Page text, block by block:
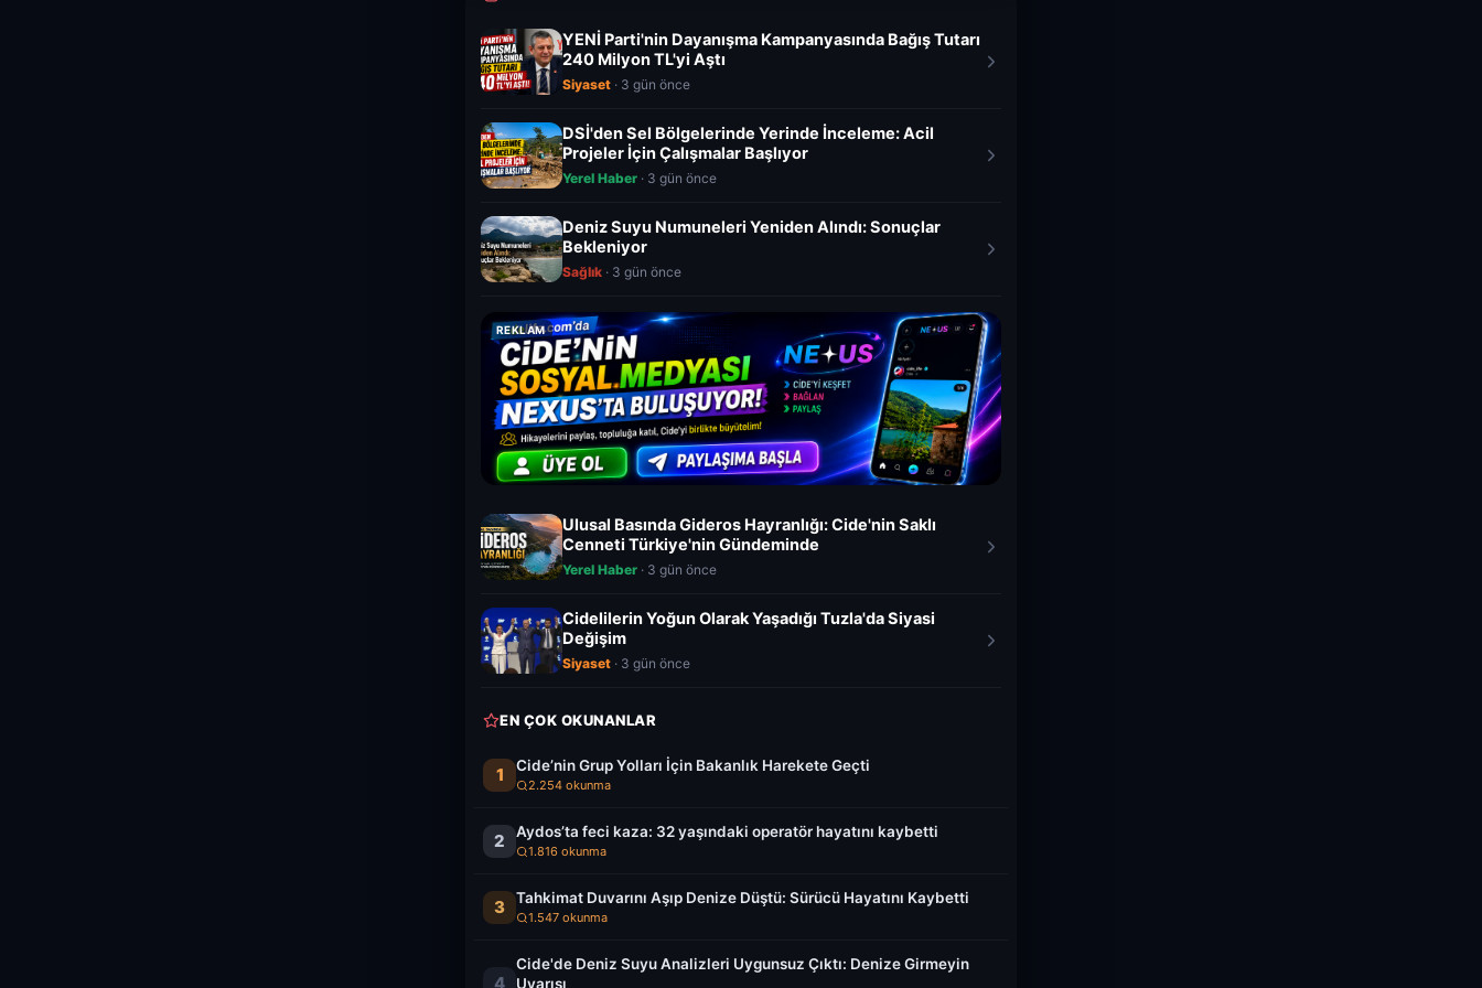
YENİ Parti'nin Dayanışma Kampanyasında Bağış Tutarı
240 Milyon TL'yi Aştı
Siyaset · 3 gün önce
DSİ'den Sel Bölgelerinde Yerinde İnceleme: Acil
Projeler İçin Çalışmalar Başlıyor
Yerel Haber · 3 gün önce
Deniz Suyu Numuneleri Yeniden Alındı: Sonuçlar
Bekleniyor
Sağlık · 3 gün önce
REKLAM
Ulusal Basında Gideros Hayranlığı: Cide'nin Saklı
Cenneti Türkiye'nin Gündeminde
Yerel Haber · 3 gün önce
Cidelilerin Yoğun Olarak Yaşadığı Tuzla'da Siyasi
Değişim
Siyaset · 3 gün önce
EN ÇOK OKUNANLAR
1 Cide’nin Grup Yolları İçin Bakanlık Harekete Geçti
2.254 okunma
2 Aydos’ta feci kaza: 32 yaşındaki operatör hayatını kaybetti
1.816 okunma
3 Tahkimat Duvarını Aşıp Denize Düştü: Sürücü Hayatını Kaybetti
1.547 okunma
4
Cide'de Deniz Suyu Analizleri Uygunsuz Çıktı: Denize Girmeyin
Uyarısı